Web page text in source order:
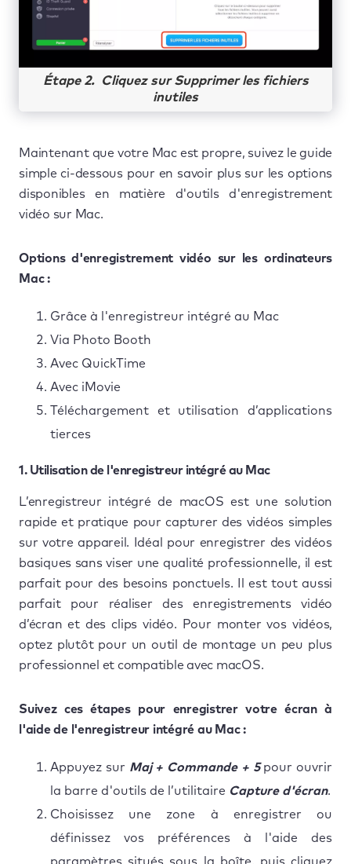
Étape 2. Cliquez sur Supprimer les fichiers
inutiles
Maintenant que votre Mac est propre, suivez le guide
simple ci-dessous pour en savoir plus sur les options
disponibles en matière d'outils d'enregistrement
vidéo sur Mac.
Options d'enregistrement vidéo sur les ordinateurs
Mac :
Grâce à l'enregistreur intégré au Mac
Via Photo Booth
Avec QuickTime
Avec iMovie
Téléchargement et utilisation d’applications
tierces
1. Utilisation de l'enregistreur intégré au Mac
L’enregistreur intégré de macOS est une solution
rapide et pratique pour capturer des vidéos simples
sur votre appareil. Idéal pour enregistrer des vidéos
basiques sans viser une qualité professionnelle, il est
parfait pour des besoins ponctuels. Il est tout aussi
parfait pour réaliser des enregistrements vidéo
d’écran et des clips vidéo. Pour monter vos vidéos,
optez plutôt pour un outil de montage un peu plus
professionnel et compatible avec macOS.
Suivez ces étapes pour enregistrer votre écran à
l'aide de l'enregistreur intégré au Mac :
Appuyez sur Maj + Commande + 5pour ouvrir
la barre d'outils de l’utilitaire Capture d'écran.
Choisissez une zone à enregistrer ou
définissez vos préférences à l'aide des
paramètres situés sous la boîte, puis cliquez